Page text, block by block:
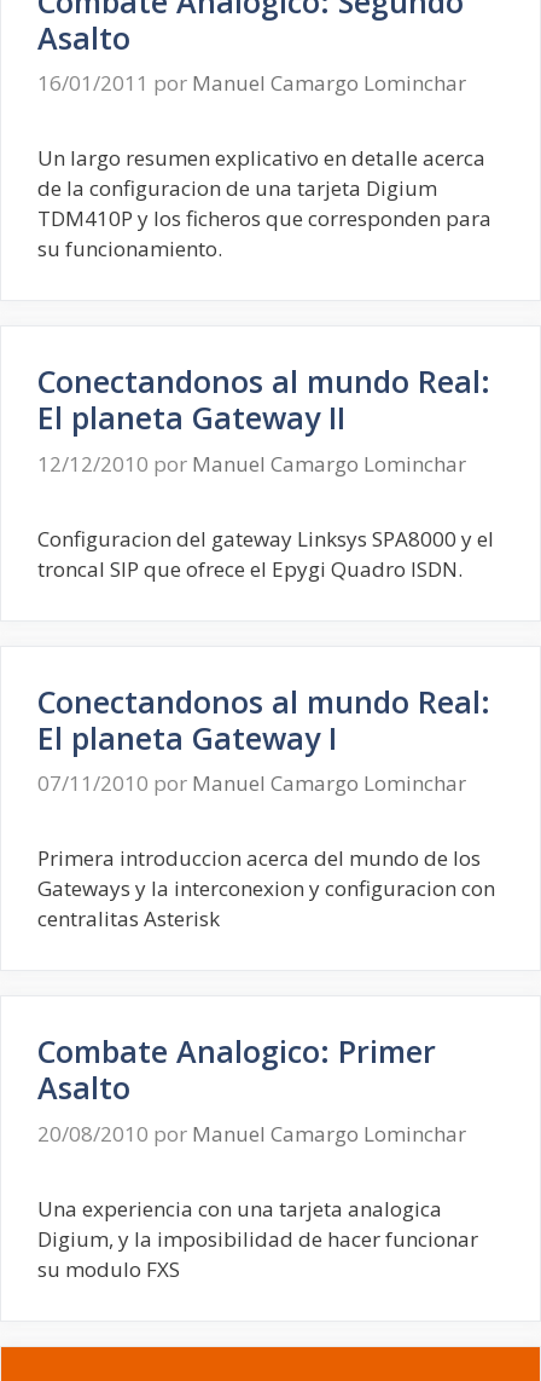
Asalto
16/01/2011 por Manuel Camargo Lominchar
Un largo resumen explicativo en detalle acerca
de la configuracion de una tarjeta Digium
TDM410P y los ficheros que corresponden para
su funcionamiento.
Conectandonos al mundo Real:
El planeta Gateway II
12/12/2010 por Manuel Camargo Lominchar
Configuracion del gateway Linksys SPA8000 y el
troncal SIP que ofrece el Epygi Quadro ISDN.
Conectandonos al mundo Real:
El planeta Gateway I
07/11/2010 por Manuel Camargo Lominchar
Primera introduccion acerca del mundo de los
Gateways y la interconexion y configuracion con
centralitas Asterisk
Combate Analogico: Primer
Asalto
20/08/2010 por Manuel Camargo Lominchar
Una experiencia con una tarjeta analogica
Digium, y la imposibilidad de hacer funcionar
su modulo FXS